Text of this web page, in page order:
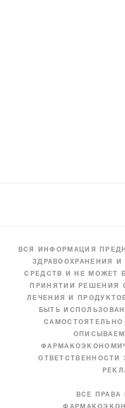
ВСЯ ИНФОРМАЦИЯ
ЗДРАВООХРАНЕНИЯ
СРЕДСТВ И НЕ МОЖЕТ
ПРИНЯТИИ РЕШЕНИЯ
ЛЕЧЕНИЯ И
БЫТЬ
САМОСТОЯТЕЛЬНО
ОТВЕТСТВЕННОСТИ
ВСЕ